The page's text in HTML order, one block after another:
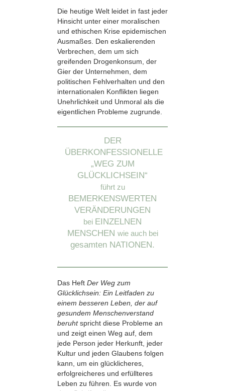
Die heutige Welt leidet in fast jeder
Hinsicht unter einer moralischen
und ethischen Krise epidemischen
Ausmaßes. Den eskalierenden
Verbrechen, dem um sich
greifenden Drogenkonsum, der
Gier der Unternehmen, dem
politischen Fehlverhalten und den
internationalen Konflikten liegen
Unehrlichkeit und Unmoral als die
eigentlichen Probleme zugrunde.
DER
ÜBERKONFESSIONELLE
„WEG ZUM
GLÜCKLICHSEIN“
führt zu
BEMERKENSWERTEN
VERÄNDERUNGEN
bei EINZELNEN
MENSCHEN wie auch bei
gesamten NATIONEN.
Das Heft Der Weg zum
Glücklichsein: Ein Leitfaden zu
einem besseren Leben, der auf
gesundem Menschenverstand
beruhtspricht diese Probleme an
und zeigt einen Weg auf, dem
jede Person jeder Herkunft, jeder
Kultur und jeden Glaubens folgen
kann, um ein glücklicheres,
erfolgreicheres und erfüllteres
Leben zu führen. Es wurde von